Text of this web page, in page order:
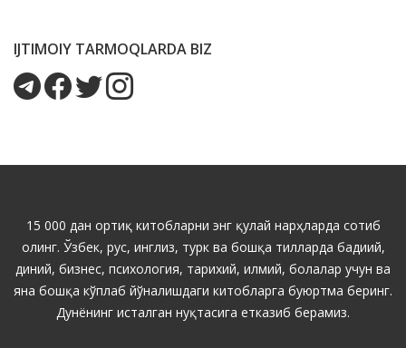
IJTIMOIY TARMOQLARDA BIZ
15 000 дан ортиқ китобларни энг қулай нарҳларда сотиб
олинг. Ўзбек, рус, инглиз, турк ва бошқа тилларда бадиий,
диний, бизнес, психология, тарихий, илмий, болалар учун ва
яна бошқа кўплаб йўналишдаги китобларга буюртма беринг.
Дунёнинг исталган нуқтасига етказиб берамиз.